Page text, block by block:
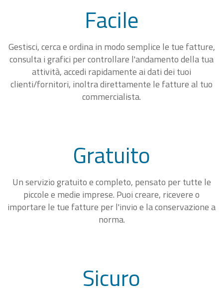
Facile
Gestisci, cerca e ordina in modo semplice le tue fatture,
consulta i grafici per controllare l'andamento della tua
attività, accedi rapidamente ai dati dei tuoi
clienti/fornitori, inoltra direttamente le fatture al tuo
commercialista.
Gratuito
Un servizio gratuito e completo, pensato per tutte le
piccole e medie imprese. Puoi creare, ricevere o
importare le tue fatture per l'invio e la conservazione a
norma.
Sicuro